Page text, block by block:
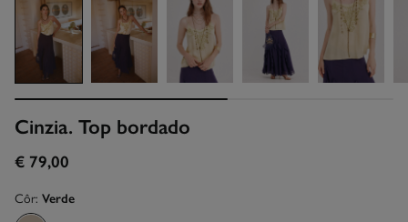
Cinzia. Top bordado
€ 79,00
Côr: Verde